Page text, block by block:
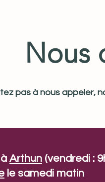
Nous
pas à nous appeler,
Arthun (vendredi :
le samedi matin